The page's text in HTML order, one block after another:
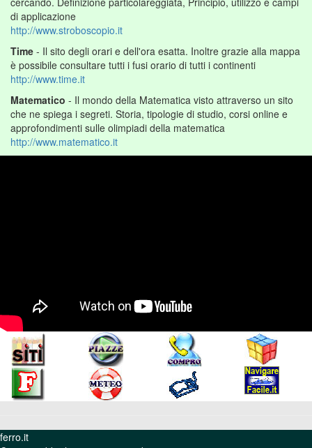
di applicazione
http://www.stroboscopio.it
Time - Il sito degli orari e dell'ora esatta. Inoltre grazie alla mappa
è possibile consultare tutti i fusi orario di tutti i continenti
http://www.time.it
Matematico - Il mondo della Matematica visto attraverso un sito
che ne spiega i segreti. Storia, tipologie di studio, corsi online e
approfondimenti sulle olimpiadi della matematica
http://www.matematico.it
ferro.it